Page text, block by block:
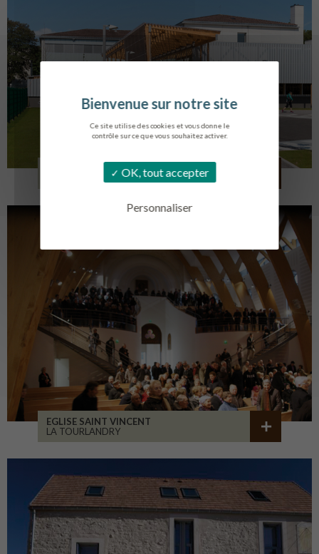
Ce site utilise des cookies et vous donne le
contrôle sur ce que vous souhaitez activer.
OK, tout accepter
Personnaliser
COLLÈGE MONTMORENCY
BOURBONNE-LES-BAINS
EGLISE SAINT VINCENT
LA TOURLANDRY